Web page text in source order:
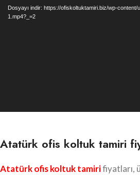
oynatıcı
Dosyayı indir: https://ofiskoltuktamiri.biz/wp-
1.mp4?_=2
Atatürk ofis koltuk tamiri
Atatürk ofis koltuk tamirifiyatları,